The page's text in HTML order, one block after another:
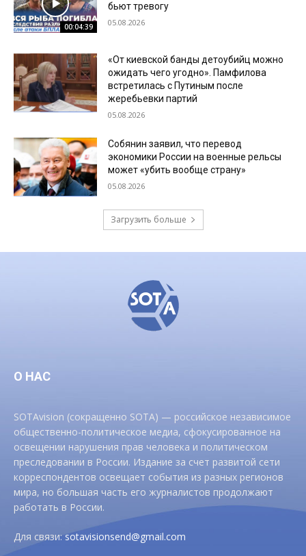
00:04:39
бьют тревогу
05.08.2026
«От киевской банды детоубийц можно
ожидать чего угодно». Памфилова
встретилась с Путиным после
жеребьевки партий
05.08.2026
Собянин заявил, что перевод
экономики России на военные рельсы
может «убить вообще страну»
05.08.2026
Загрузить больше
О НАС
SOTAvision (сокращенно SOTA) — российское независимое
общественно-политическое медиа, сфокусированное на
освещении нарушения прав человека и политическом
преследовании в России. Издание за счет развитой сети
корреспондентов освещает события из разных регионов
мира, но большая часть его журналистов продолжают
работать в России.
Для связи:sotavisionsend@gmail.com